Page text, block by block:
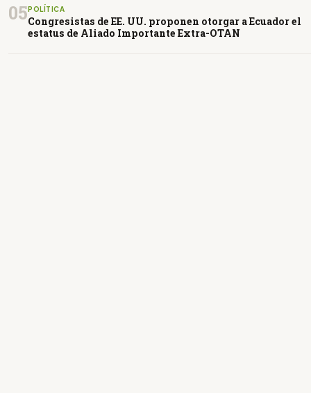
05 POLÍTICA
Congresistas de EE. UU. proponen otorgar a Ecuador el
estatus de Aliado Importante Extra-OTAN